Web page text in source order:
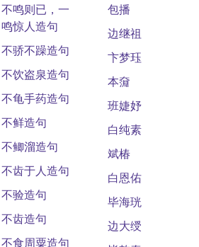
不鸣则已，一
鸣惊人造句
不骄不躁造句
不饮盗泉造句
不龟手药造句
不鲜造句
不鲫溜造句
不齿于人造句
不验造句
不齿造句
不食周粟造句
包播
边继祖
卞梦珏
本奫
班婕妤
白纯素
斌椿
白恩佑
毕海珖
边大绶